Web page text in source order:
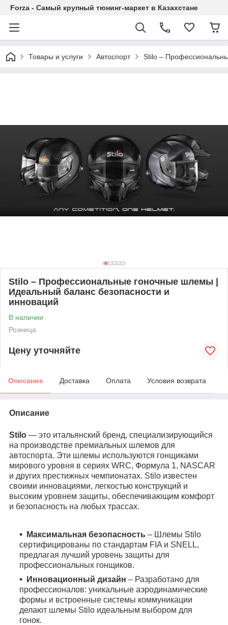
Forza - Самый крупный тюнинг-маркет в Казахстане
Товары и услуги Автоспорт Stilo –
Stilo – Профессиональные гоночные шлемы |
Идеальный баланс безопасности и
инноваций
В наличии
Розница
Цену уточняйте
Описание Доставка Оплата Условия возврата
Описание
Stilo — это итальянский бренд, специализирующийся
на производстве премиальных шлемов для
автоспорта. Эти шлемы используются гонщиками
мирового уровня в сериях WRC, Формула 1, NASCAR
и других престижных чемпионатах. Stilo известен
своими инновациями, легкостью конструкций и
высоким уровнем защиты, обеспечивающим комфорт
и безопасность на любых трассах.
Максимальная безопасность – Шлемы Stilo
сертифицированы по стандартам FIA и SNELL,
предлагая лучший уровень защиты для
профессиональных гонщиков.
Инновационный дизайн – Разработано для
профессионалов: уникальные аэродинамические
формы и встроенные системы коммуникации
делают шлемы Stilo идеальным выбором для
гонок.